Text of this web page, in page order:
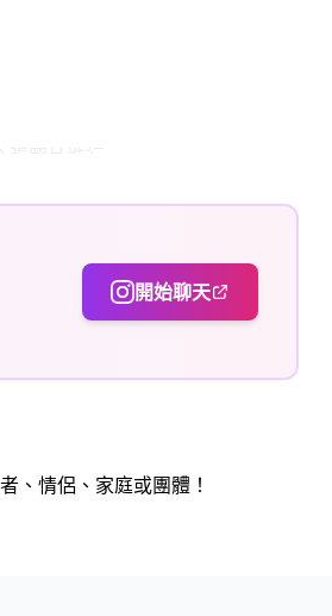
照片進行
！
。
攝。
開始聊天
、情侶、家庭或團體！